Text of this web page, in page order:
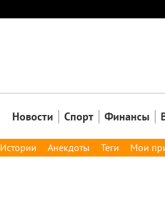
Новости Спорт Финансы
Истории Анекдоты Теги Мои